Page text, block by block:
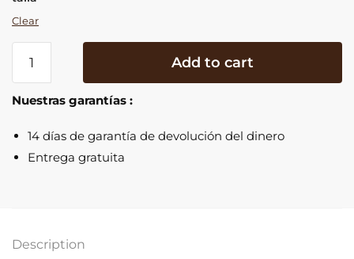
Clear
Vaqueras
quantity
Add to cart
Nuestras garantías :
14 días de garantía de devolución del dinero
Entrega gratuita
Description